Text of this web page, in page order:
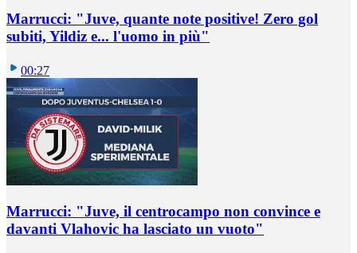
Marrucci: "Juve, quante note positive! Zero gol
subiti, Yildiz e... l'uomo in più"
00:27
Marrucci: "Juve, il centrocampo non convince e
davanti Vlahovic ha lasciato un vuoto"